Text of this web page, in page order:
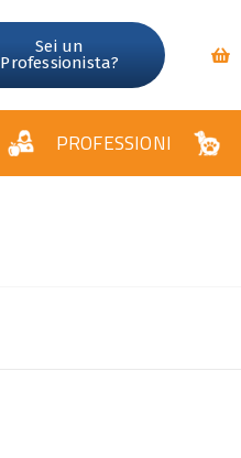
Sei un
Professionista?
PROFESSIONI